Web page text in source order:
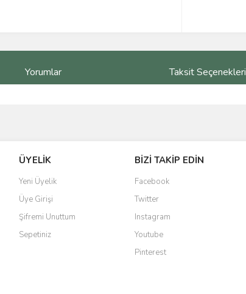
Yorumlar Taksit Seçenekleri
ÜYELİK
Yeni Üyelik
Üye Girişi
Şifremi Unuttum
Sepetiniz
BİZİ TAKİP EDİN
Facebook
Twitter
Instagram
Youtube
Pinterest